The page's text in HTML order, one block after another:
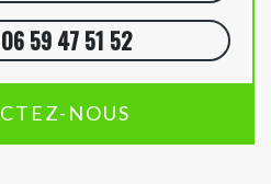
06 59 47 51 52
NOUS